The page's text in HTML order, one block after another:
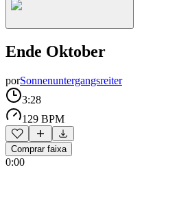
Ende Oktober
porSonnenuntergangsreiter
3:28
129 BPM
Comprar faixa
0:00